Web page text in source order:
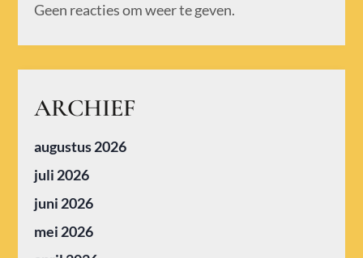
Geen reacties om weer te geven.
ARCHIEF
augustus 2026
juli 2026
juni 2026
mei 2026